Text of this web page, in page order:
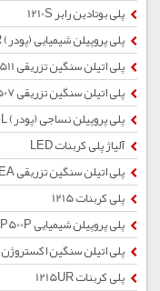
پلی بوتادین رابر 1210S
پلی پروپیلن شیمیایی (پودر) EPD60R
پلی اتیلن سنگین تزریقی 60511
پلی اتیلن سنگین تزریقی 60507
پلی پروپیلن نساجی (پودر) HP510L
آلیاژ پلی کربنات LED
پلی اتیلن سنگین تزریقی 5030EA
پلی کربنات 1215
پلی پروپیلن شیمیایی HP500P
پلی اتیلن سنگین اکستروژن EX3-G
پلی کربنات 1215UR